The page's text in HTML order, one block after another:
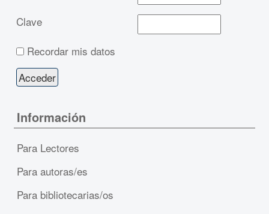
Clave
Recordar mis datos
Información
Para Lectores
Para autoras/es
Para bibliotecarias/os